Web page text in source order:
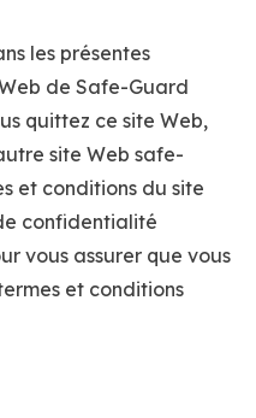
les présentes
de Safe-Guard
quittez ce site Web,
site Web safe-
et conditions du site
confidentialité
vous assurer que vous
et conditions